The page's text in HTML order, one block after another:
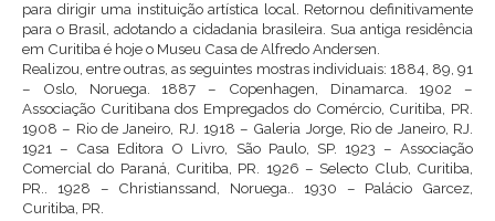
para dirigir uma instituição artística local. Retornou definitivamente
para o Brasil, adotando a cidadania brasileira. Sua antiga residência
em Curitiba é hoje o Museu Casa de Alfredo Andersen.
Realizou, entre outras, as seguintes mostras individuais: 1884, 89, 91
– Oslo, Noruega. 1887 – Copenhagen, Dinamarca. 1902 –
Associação Curitibana dos Empregados do Comércio, Curitiba, PR.
1908 – Rio de Janeiro, RJ. 1918 – Galeria Jorge, Rio de Janeiro, RJ.
1921 – Casa Editora O Livro, São Paulo, SP. 1923 – Associação
Comercial do Paraná, Curitiba, PR. 1926 – Selecto Club, Curitiba,
PR.. 1928 – Christianssand, Noruega.. 1930 – Palácio Garcez,
Curitiba, PR.